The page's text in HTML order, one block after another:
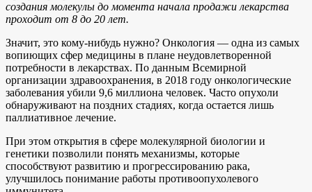
создания молекулы до момента начала продажи лекарства
проходит от 8 до 20 лет.
Значит, это кому-нибудь нужно? Онкология — одна из самых
вопиющих сфер медицины в плане неудовлетворенной
потребности в лекарствах. По данным Всемирной
организации здравоохранения, в 2018 году онкологические
заболевания убили 9,6 миллиона человек. Часто опухоли
обнаруживают на поздних стадиях, когда остается лишь
паллиативное лечение.
При этом открытия в сфере молекулярной биологии и
генетики позволили понять механизмы, которые
способствуют развитию и прогрессированию рака,
улучшилось понимание работы противоопухолевого